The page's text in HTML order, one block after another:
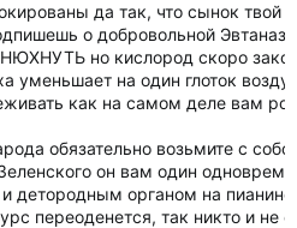
да так, что сынок твой
о добровольной
но кислород скоро
уменьшает на один глоток
как на самом деле вам
обязательно возьмите с
он вам один
детородным органом на
переоденется, так никто и не